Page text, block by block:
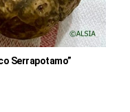
Serrapotamo”